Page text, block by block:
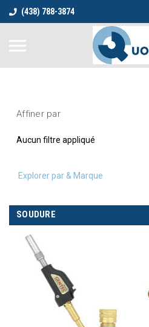
(438) 788-3874
Affiner par
Aucun filtre appliqué
Explorer par & Marque
SOUDURE